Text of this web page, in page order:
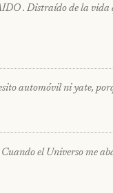
. Distraído de la vida
automóvil ni yate,
el Universo me